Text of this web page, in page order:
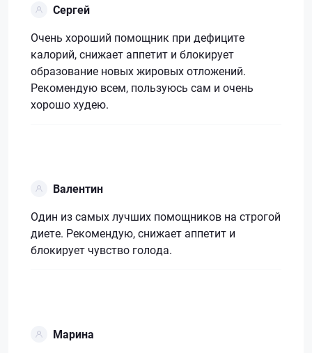
Сергей
Очень хороший помощник при дефиците
калорий, снижает аппетит и блокирует
образование новых жировых отложений.
Рекомендую всем, пользуюсь сам и очень
хорошо худею.
Валентин
Один из самых лучших помощников на строгой
диете. Рекомендую, снижает аппетит и
блокирует чувство голода.
Марина